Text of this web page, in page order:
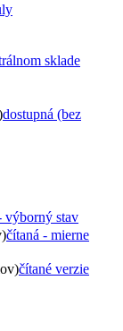
sklade
dostupná (bez
výborný stav
čítaná - mierne
čítané verzie